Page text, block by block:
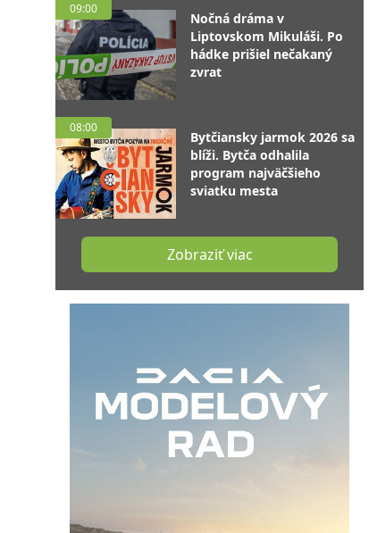
09:00
Nočná dráma v
Liptovskom Mikuláši. Po
hádke prišiel nečakaný
zvrat
08:00
Bytčiansky jarmok 2026 sa
blíži. Bytča odhalila
program najväčšieho
sviatku mesta
Zobraziť viac